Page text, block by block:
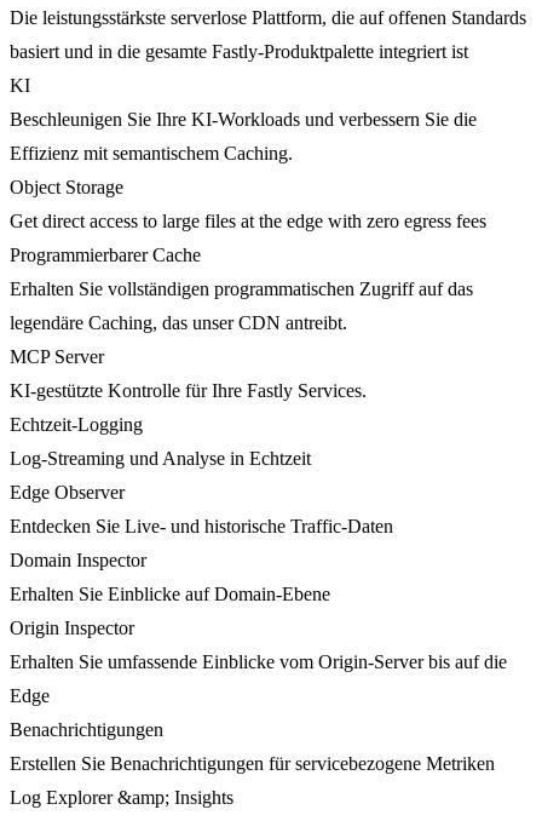
Die leistungsstärkste serverlose Plattform, die auf offenen Standards
basiert und in die gesamte Fastly-Produktpalette integriert ist
KI
Beschleunigen Sie Ihre KI-Workloads und verbessern Sie die
Effizienz mit semantischem Caching.
Object Storage
Get direct access to large files at the edge with zero egress fees
Programmierbarer Cache
Erhalten Sie vollständigen programmatischen Zugriff auf das
legendäre Caching, das unser CDN antreibt.
MCP Server
KI-gestützte Kontrolle für Ihre Fastly Services.
Echtzeit-Logging
Log-Streaming und Analyse in Echtzeit
Edge Observer
Entdecken Sie Live- und historische Traffic-Daten
Domain Inspector
Erhalten Sie Einblicke auf Domain-Ebene
Origin Inspector
Erhalten Sie umfassende Einblicke vom Origin-Server bis auf die
Edge
Benachrichtigungen
Erstellen Sie Benachrichtigungen für servicebezogene Metriken
Log Explorer &amp; Insights